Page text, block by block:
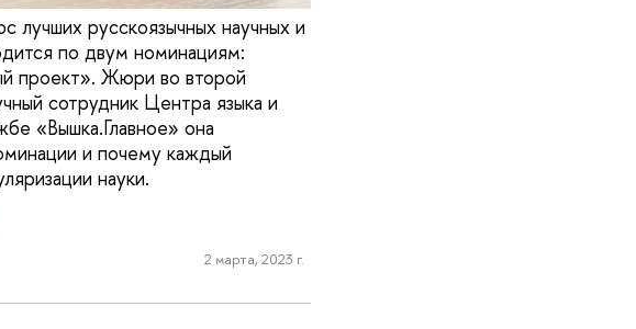
лучших русскоязычных научных и
по двум номинациям:
проект». Жюри во второй
сотрудник Центра языка и
«Вышка.Главное» она
и почему каждый
науки.
2 марта, 2023 г.